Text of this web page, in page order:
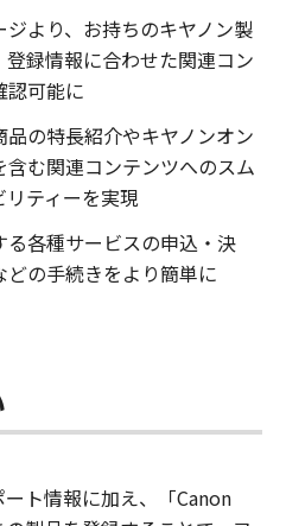
より、お持ちのキヤノン製
録情報に合わせた関連コン
認可能に
の特長紹介やキヤノンオン
む関連コンテンツへのスム
ティーを実現
各種サービスの申込・決
の手続きをより簡単に
ト情報に加え、「Canon